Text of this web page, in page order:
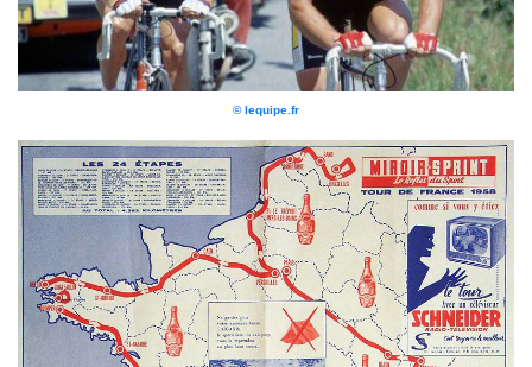
© lequipe.fr